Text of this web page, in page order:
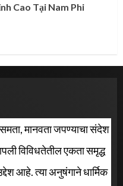
Cao Tại Nam Phi
मानवता जपण्याचा संदेश
विविधतेतील एकता समृद्ध
आहे. त्या अनुषंगाने धार्मिक